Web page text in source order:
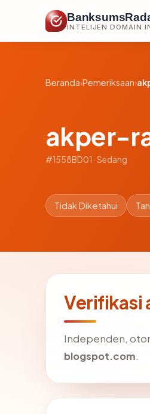
INTELIJEN DOMAIN
Beranda›Pemeriksaan›
akper-
#1558BD01 · Sedang
Tidak Diketahui
Verifikasi
Independen,
blogspot.com.